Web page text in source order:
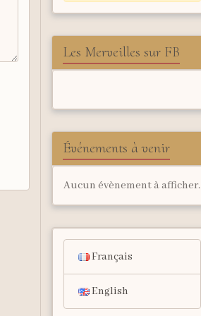
Les Merveilles sur FB
Événements à venir
Aucun évènement à afficher.
Français
English